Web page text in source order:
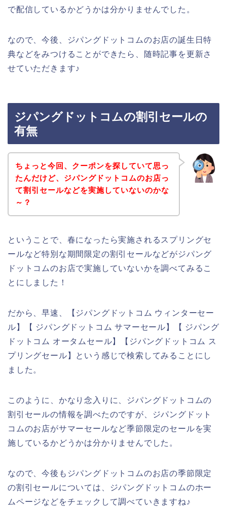
で配信しているかどうかは分かりませんでした。
なので、今後、ジパングドットコムのお店の誕生日特
典などをみつけることができたら、随時記事を更新さ
せていただきます♪
ジパングドットコムの割引セールの
有無
ちょっと今回、クーポンを探していて思っ
たんだけど、ジパングドットコムのお店っ
て割引セールなどを実施していないのかな
～？
ということで、春になったら実施されるスプリングセ
ールなど特別な期間限定の割引セールなどがジパング
ドットコムのお店で実施していないかを調べてみるこ
とにしました！
だから、早速、【ジパングドットコム ウィンターセー
ル】【 ジパングドットコム サマーセール】【 ジパング
ドットコム オータムセール】【ジパングドットコム ス
プリングセール】という感じで検索してみることにし
ました。
このように、かなり念入りに、ジパングドットコムの
割引セールの情報を調べたのですが、ジパングドット
コムのお店がサマーセールなど季節限定のセールを実
施しているかどうかは分かりませんでした。
なので、今後もジパングドットコムのお店の季節限定
の割引セールについては、ジパングドットコムのホー
ムページなどをチェックして調べていきますね♪